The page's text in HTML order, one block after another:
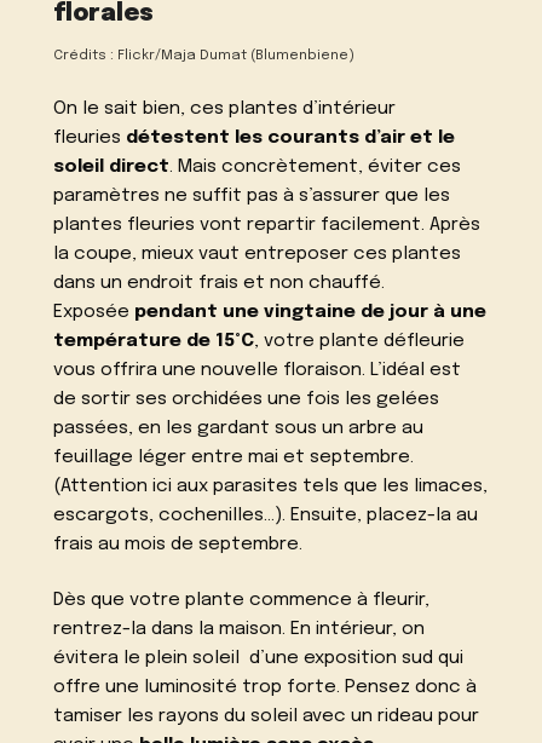
florales
Crédits : Flickr/Maja Dumat (Blumenbiene)
On le sait bien, ces plantes d’intérieur
fleuries détestent les courants d’air et le
soleil direct. Mais concrètement, éviter ces
paramètres ne suffit pas à s’assurer que les
plantes fleuries vont repartir facilement. Après
la coupe, mieux vaut entreposer ces plantes
dans un endroit frais et non chauffé.
Exposée pendant une vingtaine de jour à une
température de 15°C, votre plante défleurie
vous offrira une nouvelle floraison. L’idéal est
de sortir ses orchidées une fois les gelées
passées, en les gardant sous un arbre au
feuillage léger entre mai et septembre.
(Attention ici aux parasites tels que les limaces,
escargots, cochenilles…). Ensuite, placez-la au
frais au mois de septembre.
Dès que votre plante commence à fleurir,
rentrez-la dans la maison. En intérieur, on
évitera le plein soleil d’une exposition sud qui
offre une luminosité trop forte. Pensez donc à
tamiser les rayons du soleil avec un rideau pour